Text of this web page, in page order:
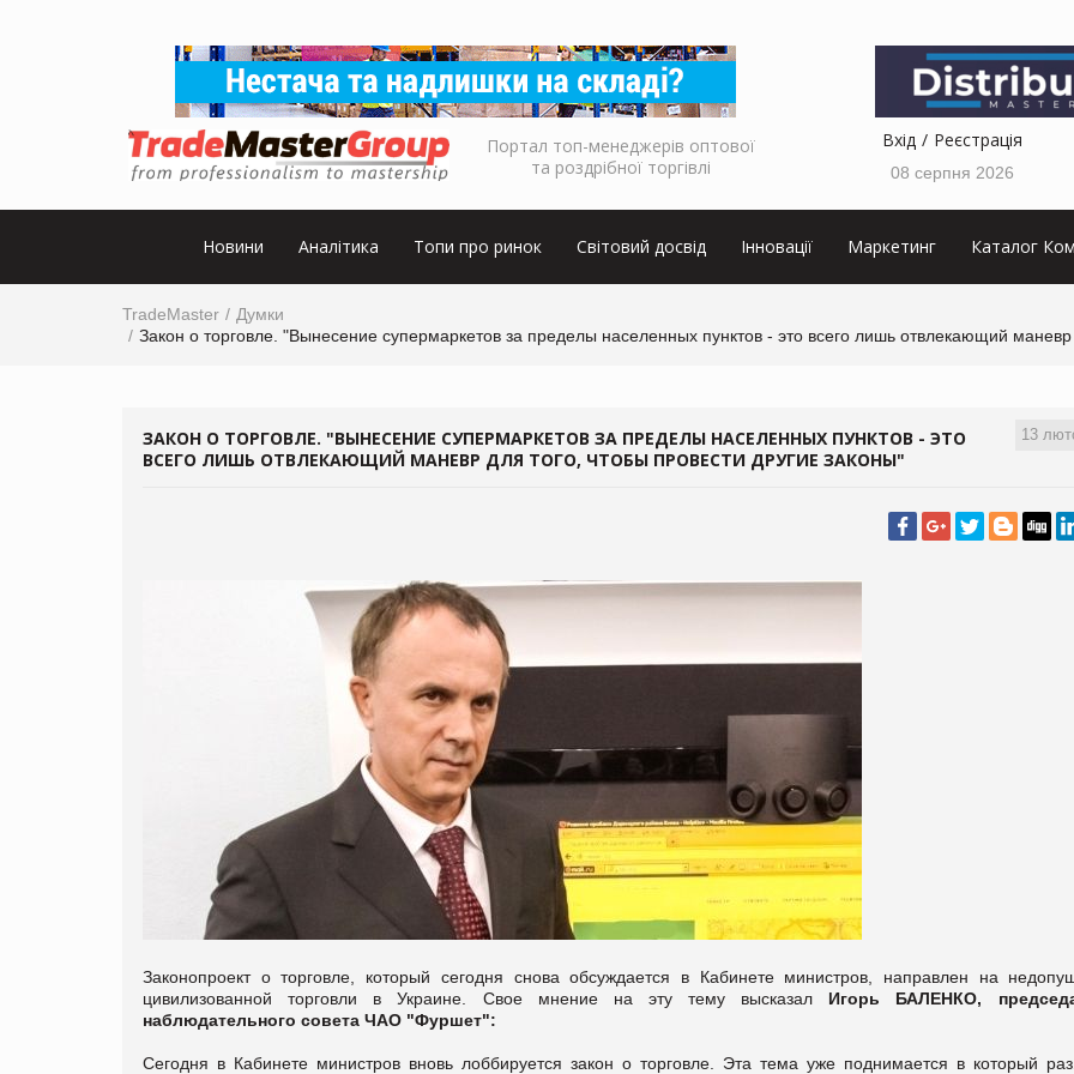
Портал топ-менеджерів оптової
та роздрібної торгівлі
Вхід Реєстрація
08 серпня 2026
Новини Аналітика Топи про ринок Світовий досвід Інновації Маркетинг Каталог
TradeMaster
Думки
Закон о торговле. "Вынесение супермаркетов за пределы населенных пунктов - это всего лишь отвлекающий
13
ЗАКОН О ТОРГОВЛЕ. "ВЫНЕСЕНИЕ СУПЕРМАРКЕТОВ ЗА ПРЕДЕЛЫ НАСЕЛЕННЫХ ПУНКТОВ - ЭТО
ВСЕГО ЛИШЬ ОТВЛЕКАЮЩИЙ МАНЕВР ДЛЯ ТОГО, ЧТОБЫ ПРОВЕСТИ ДРУГИЕ ЗАКОНЫ"
Законопроект о торговле, который сегодня снова обсуждается в Кабинете министров, направлен на
цивилизованной торговли в Украине. Свое мнение на эту тему высказал Игорь БАЛЕНКО,
наблюдательного совета ЧАО "Фуршет":
Сегодня в Кабинете министров вновь лоббируется закон о торговле. Эта тема уже поднимается в который